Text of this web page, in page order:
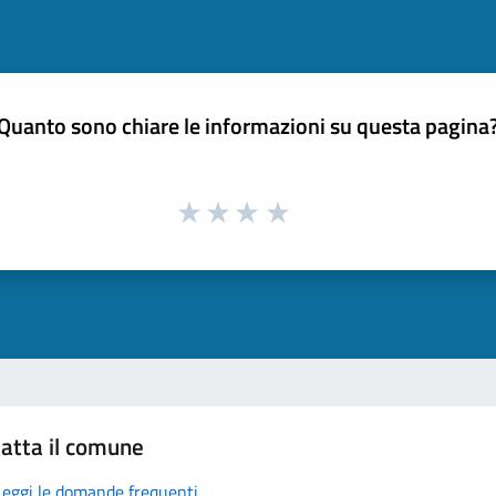
sono chiare le informazioni su questa
il comune